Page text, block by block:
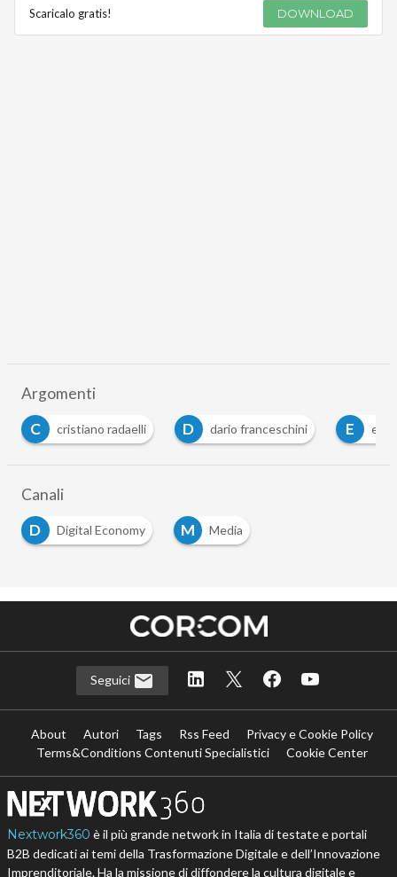
Scaricalo gratis! DOWNLOAD
Argomenti
cristiano radaelli dario franceschini equo
Canali
D
Digital Economy M Media
Seguici
About Autori Tags Rss Feed
Privacy e Cookie Policy
Terms&Conditions Contenuti Specialistici
Cookie Center
Nextwork360 è il più grande network in Italia di testate e portali
B2B dedicati ai temi della Trasformazione Digitale e dell’Innovazione
Imprenditoriale. Ha la missione di diffondere la cultura digitale e